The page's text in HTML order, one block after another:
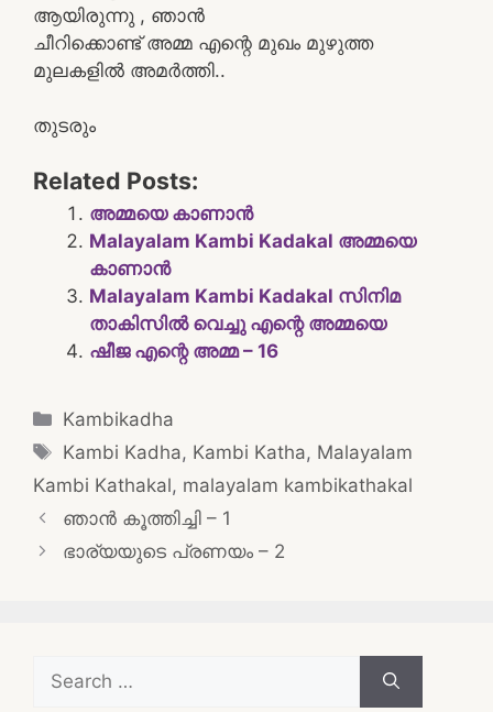
ആയിരുന്നു , ഞാൻ
ചീറിക്കൊണ്ട് അമ്മ എന്റെ മുഖം മുഴുത്ത
മുലകളിൽ അമർത്തി..
തുടരും
Related Posts:
അമ്മയെ കാണാൻ
Malayalam Kambi Kadakal അമ്മയെ
കാണാൻ
Malayalam Kambi Kadakal സിനിമ
താകിസിൽ വെച്ചു എന്റെ അമ്മയെ
ഷീജ എന്റെ അമ്മ – 16
Categories
Kambikadha
Tags
Kambi Kadha, Kambi Katha, Malayalam
Kambi Kathakal, malayalam kambikathakal
Post
navigation
ഞാൻ കൂത്തിച്ചി – 1
ഭാര്യയുടെ പ്രണയം – 2
Search
for: